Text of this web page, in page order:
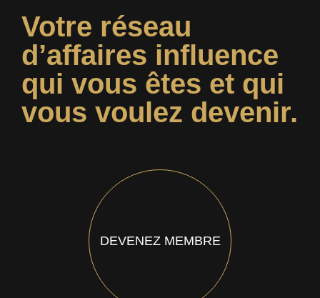
Votre réseau
d’affaires influence
qui vous êtes et qui
vous voulez devenir.
DEVENEZ MEMBRE